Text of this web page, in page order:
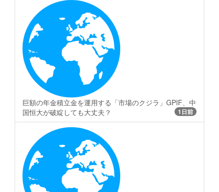
巨額の年金積立金を運用する「市場のクジラ」GPIF、中
国恒大が破綻しても大丈夫？
1日前